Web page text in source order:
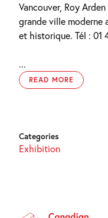
Vancouver, Roy
grande ville moderne
et historique. Tél : 01
...
READ MORE
Categories
Exhibition